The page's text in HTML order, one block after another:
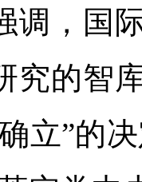
，国际
究的智
立”的